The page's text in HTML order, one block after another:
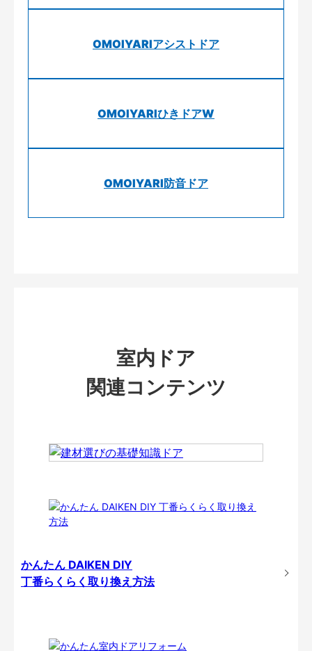
OMOIYARIアシストドア
OMOIYARIひきドアW
OMOIYARI防音ドア
室内ドア
関連コンテンツ
かんたん DAIKEN DIY
丁番らくらく取り換え方法